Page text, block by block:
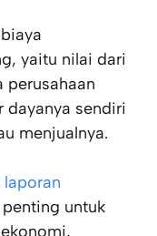
yaitu nilai dari
perusahaan
dayanya sendiri
menjualnya.
laporan
untuk